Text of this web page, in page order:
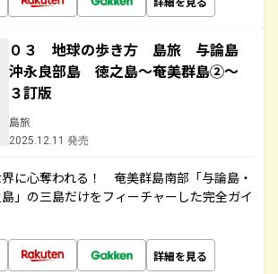
０３ 地球の歩き方 島旅 与論島
沖永良部島 徳之島～奄美群島②～
３訂版
島旅
2025.12.11 発売
に心奪われる！ 奄美群島南部「与論島・
」の三島だけをフィーチャーした完全ガイ
詳細を見る